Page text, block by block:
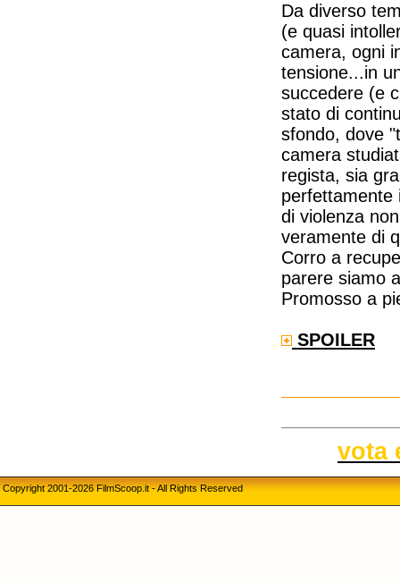
Da diverso
(e quasi
camera, ogni
tensione...in
succedere (e
stato di
sfondo, dove
camera
regista, sia
perfettamente
di violenza
veramente di
Corro a
parere siamo
Promosso a
SPOILER
vota
Copyright 2001-2026 FilmScoop.it - All Rights Reserved